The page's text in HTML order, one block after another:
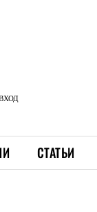
СТАТЬИ